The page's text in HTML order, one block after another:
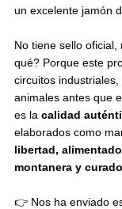
un excelente jamón
No tiene sello
qué? Porque este
circuitos
animales antes que
es la calidad
elaborados como
libertad,
montanera y
👉 Nos ha enviado